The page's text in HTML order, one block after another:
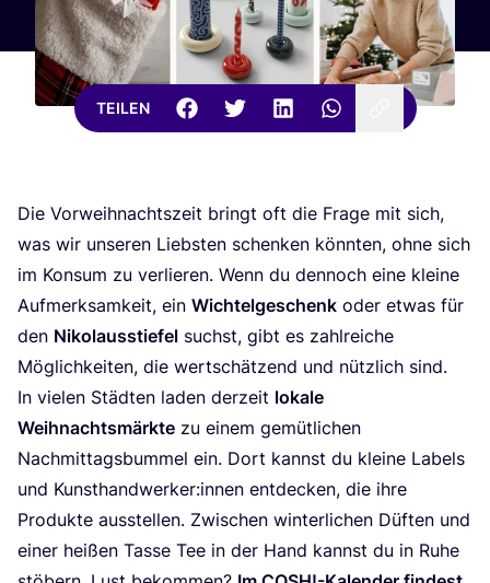
TEILEN
Die Vor­weih­nachts­zeit bringt oft die Fra­ge mit sich,
was wir unse­ren Liebs­ten schen­ken könn­ten, ohne sich
im Kon­sum zu ver­lie­ren. Wenn du den­noch eine klei­ne
Auf­merk­sam­keit, ein Wich­tel­ge­schenk oder etwas für
den Niko­laus­stie­fel suchst, gibt es zahl­rei­che
Mög­lich­kei­ten, die wert­schät­zend und nütz­lich sind.
In vie­len Städ­ten laden der­zeit loka­le
Weih­nachts­märk­te zu einem gemüt­li­chen
Nach­mit­tags­bum­mel ein. Dort kannst du klei­ne Labels
und Kunsthandwerker:innen ent­de­cken, die ihre
Pro­duk­te aus­stel­len. Zwi­schen win­ter­li­chen Düf­ten und
einer hei­ßen Tas­se Tee in der Hand kannst du in Ruhe